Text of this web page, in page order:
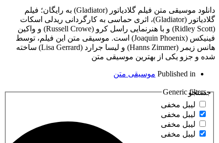
دانلود موسیقی متن فیلم گلادیاتور (Gladiator) به رایگان؛ فیلم
گلادیاتور (Gladiator)، اثری حماسی به کارگردانی ریدلی اسکات
(Ridley Scott) و با هنرنمایی راسل کرو (Russell Crowe) و واکین
فینیکس (Joaquin Phoenix) است. موسیقی متن این فیلم، توسط
هانس زیمر (Hanns Zimmer) و لیسا جرارد (Lisa Gerrard) ساخته
از بهترین موسیقی متن
موسیقی متن
مخفی
مخفی
مخفی
مخفی